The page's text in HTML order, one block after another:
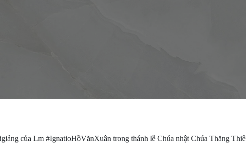
của Lm #IgnatioHồVănXuân trong thánh lễ Chúa nhật Chúa Thăng